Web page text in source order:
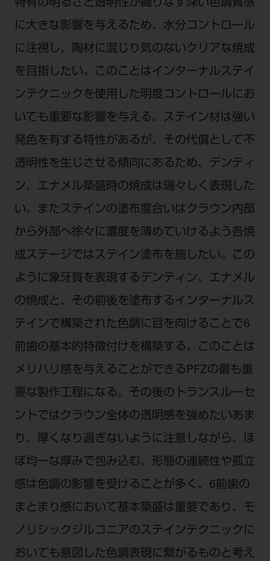
特有の明るさと透明性が織りなす深い色調質感
に大きな影響を与えるため、水分コントロール
に注視し、陶材に混じり気のないクリアな焼成
を目指したい。このことはインターナルステイ
ンテクニックを使用した明度コントロールにお
いても重要な影響を与える。ステイン材は強い
発色を有する特性があるが、その代償として不
透明性を生じさせる傾向にあるため、デンティ
ン、エナメル築盛時の焼成は瑞々しく表現した
い。またステインの塗布度合いはクラウン内部
から外部へ徐々に濃度を薄めていけるよう各焼
成ステージではステイン塗布を施したい。この
ように象牙質を表現するデンティン、エナメル
の焼成と、その前後を塗布するインターナルス
テインで構築された色調に目を向けることで6
前歯の基本的特徴付けを構築する。このことは
メリハリ感を与えることができるPFZの最も重
要な製作工程になる。その後のトランスルーセ
ントではクラウン全体の透明感を強めたいあま
り、厚くなり過ぎないように注意しながら、ほ
ぼ均一な厚みで包み込む。形態の連続性や孤立
感は色調の影響を受けることが多く、6前歯の
まとまり感において基本築盛は重要であり、モ
ノリシックジルコニアのステインテクニックに
おいても意図した色調表現に繋がるものと考え